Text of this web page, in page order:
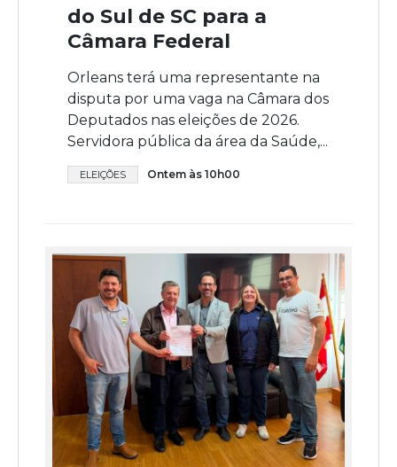
do Sul de SC para a
Câmara Federal
Orleans terá uma representante na
disputa por uma vaga na Câmara dos
Deputados nas eleições de 2026.
Servidora pública da área da Saúde,...
ELEIÇÕES Ontem às 10h00